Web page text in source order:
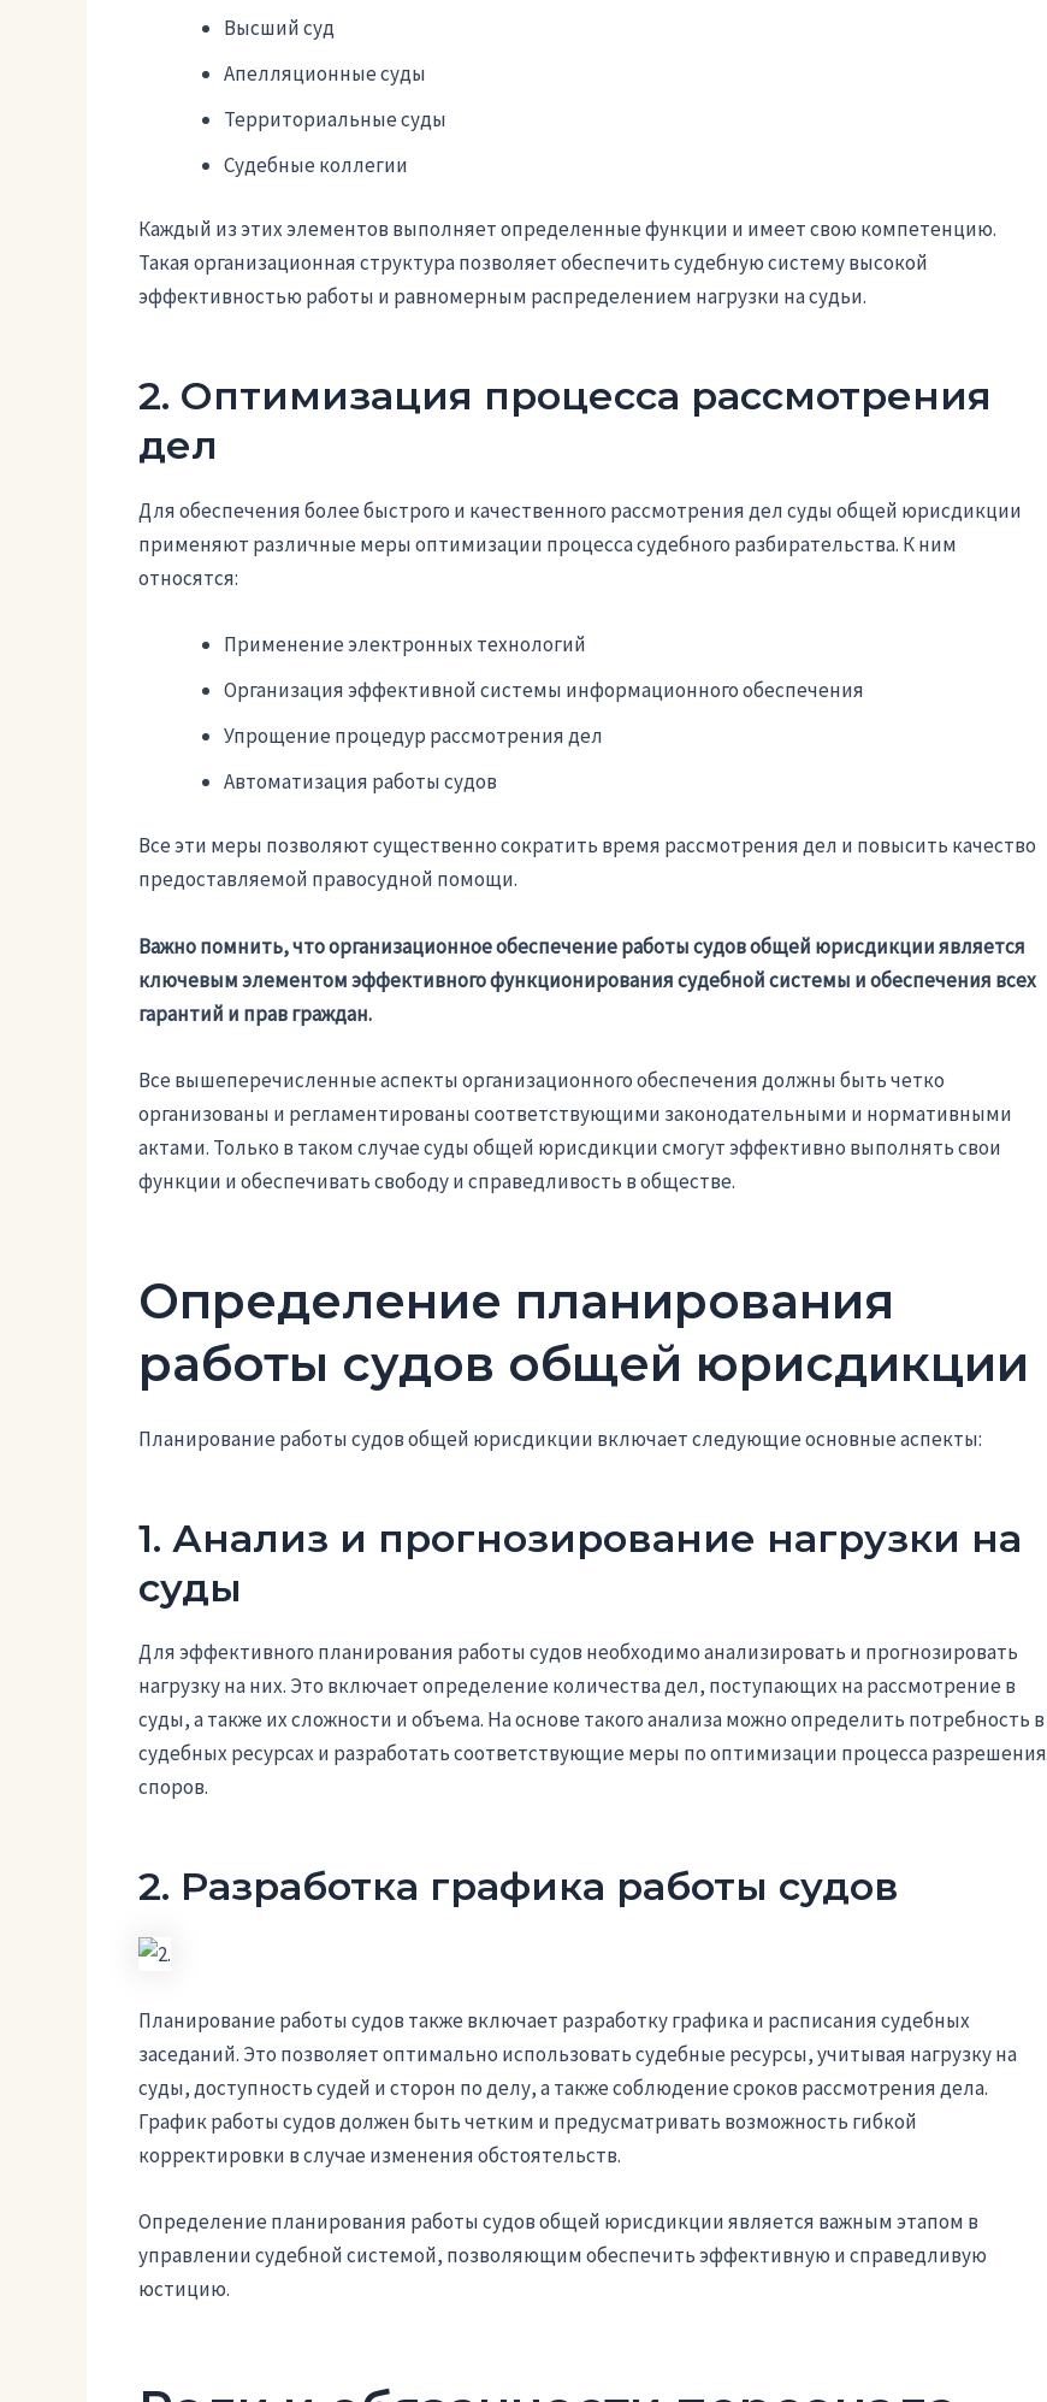
Высший суд
Апелляционные суды
Территориальные суды
Судебные коллегии
Каждый из этих элементов выполняет определенные функции и имеет свою компетенцию.
Такая организационная структура позволяет обеспечить судебную систему высокой
эффективностью работы и равномерным распределением нагрузки на судьи.
2. Оптимизация процесса рассмотрения
дел
Для обеспечения более быстрого и качественного рассмотрения дел суды общей юрисдикции
применяют различные меры оптимизации процесса судебного разбирательства. К ним
относятся:
Применение электронных технологий
Организация эффективной системы информационного обеспечения
Упрощение процедур рассмотрения дел
Автоматизация работы судов
Все эти меры позволяют существенно сократить время рассмотрения дел и повысить качество
предоставляемой правосудной помощи.
Важно помнить, что организационное обеспечение работы судов общей юрисдикции является
ключевым элементом эффективного функционирования судебной системы и обеспечения всех
гарантий и прав граждан.
Все вышеперечисленные аспекты организационного обеспечения должны быть четко
организованы и регламентированы соответствующими законодательными и нормативными
актами. Только в таком случае суды общей юрисдикции смогут эффективно выполнять свои
функции и обеспечивать свободу и справедливость в обществе.
Определение планирования
работы судов общей юрисдикции
Планирование работы судов общей юрисдикции включает следующие основные аспекты:
1. Анализ и прогнозирование нагрузки на
суды
Для эффективного планирования работы судов необходимо анализировать и прогнозировать
нагрузку на них. Это включает определение количества дел, поступающих на рассмотрение в
суды, а также их сложности и объема. На основе такого анализа можно определить потребность в
судебных ресурсах и разработать соответствующие меры по оптимизации процесса разрешения
споров.
2. Разработка графика работы судов
Планирование работы судов также включает разработку графика и расписания судебных
заседаний. Это позволяет оптимально использовать судебные ресурсы, учитывая нагрузку на
суды, доступность судей и сторон по делу, а также соблюдение сроков рассмотрения дела.
График работы судов должен быть четким и предусматривать возможность гибкой
корректировки в случае изменения обстоятельств.
Определение планирования работы судов общей юрисдикции является важным этапом в
управлении судебной системой, позволяющим обеспечить эффективную и справедливую
юстицию.